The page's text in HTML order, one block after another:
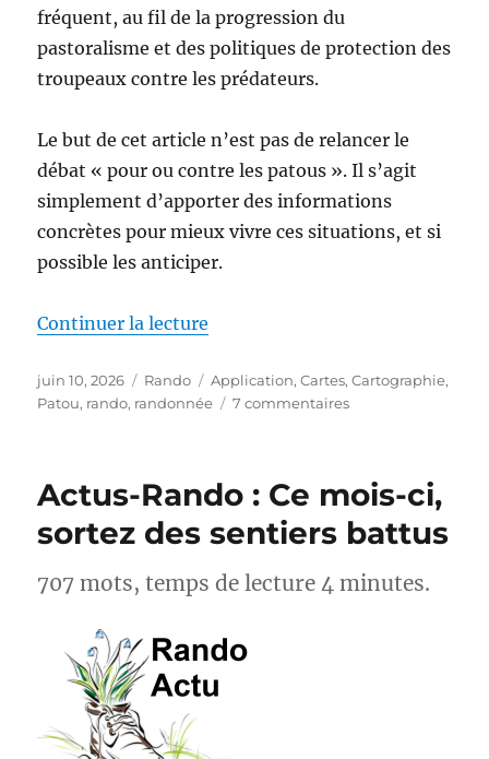
fréquent, au fil de la progression du
pastoralisme et des politiques de protection des
troupeaux contre les prédateurs.
Le but de cet article n’est pas de relancer le
débat « pour ou contre les patous ». Il s’agit
simplement d’apporter des informations
concrètes pour mieux vivre ces situations, et si
possible les anticiper.
Continuer la lecture
Publié
le
juin 10, 2026 Catégories
Rando Étiquettes
Application,Cartes,Cartographie,
Patou, rando, randonnée 7 commentairessur
carte
pour
savoir
se
Actus-Rando : Ce mois-ci,
sortez des sentiers battus
707 mots, temps de lecture 4 minutes.